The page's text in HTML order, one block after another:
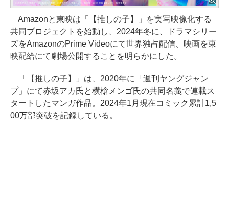
Amazonと東映は「【推しの子】」を実写映像化する
共同プロジェクトを始動し、2024年冬に、ドラマシリー
ズをAmazonのPrime Videoにて世界独占配信、映画を東
映配給にて劇場公開することを明らかにした。
「【推しの子】」は、2020年に「週刊ヤングジャン
プ」にて赤坂アカ氏と横槍メンゴ氏の共同名義で連載ス
タートしたマンガ作品。2024年1月現在コミック累計1,5
00万部突破を記録している。